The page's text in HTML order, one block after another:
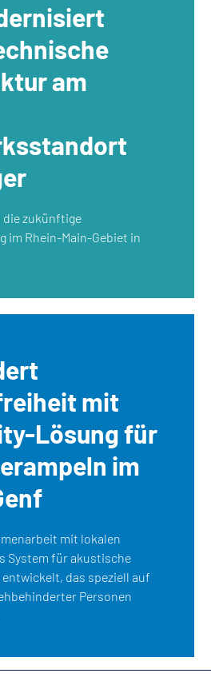
am
die zukünftige
im Rhein-Main-Gebiet in
mit
Lösung für
im
mit lokalen
System für akustische
das speziell auf
Personen